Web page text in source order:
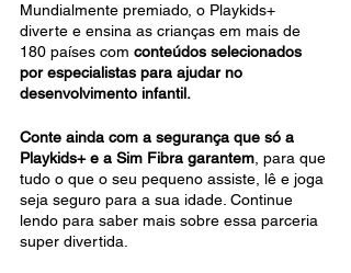
Mundialmente premiado, o Playkids+
diverte e ensina as crianças em mais de
180 países com conteúdos selecionados
por especialistas para ajudar no
desenvolvimento infantil.
Conte ainda com a segurança que só a
Playkids+ e a Sim Fibra garantem , para que
tudo o que o seu pequeno assiste, lê e joga
seja seguro para a sua idade. Continue
lendo para saber mais sobre essa parceria
super divertida.